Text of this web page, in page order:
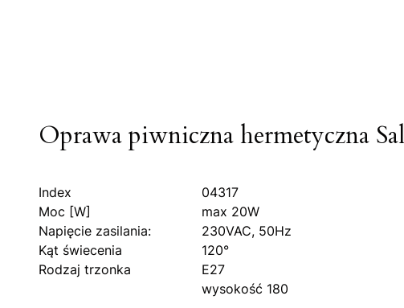
Oprawa piwniczna hermetyczna
Index
04317
Moc [W]
max 20W
Napięcie zasilania:
230VAC, 50Hz
Kąt świecenia
120°
Rodzaj trzonka
E27
wysokość 180